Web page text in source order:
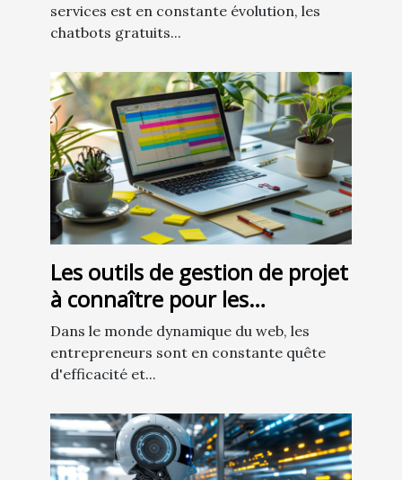
services est en constante évolution, les
chatbots gratuits...
Les outils de gestion de projet
à connaître pour les
entrepreneurs du web
Dans le monde dynamique du web, les
entrepreneurs sont en constante quête
d'efficacité et...